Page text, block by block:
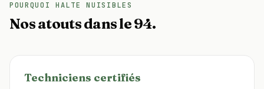
POURQUOI HALTE NUISIBLES
Nos atouts dans le 94.
Techniciens certifiés